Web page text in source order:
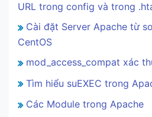
URL trong config và trong
Cài đặt Server Apache từ
CentOS
mod_access_compat xác
Tìm hiểu suEXEC trong
Các Module trong Apache